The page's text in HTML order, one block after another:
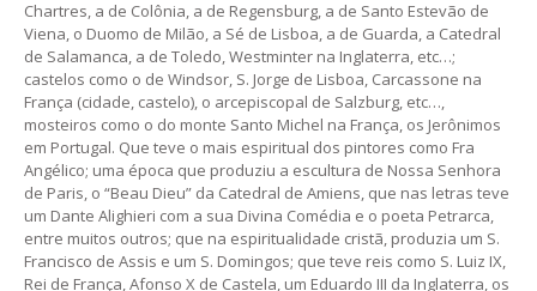
Chartres, a de Colônia, a de Regensburg, a de Santo Estevão de
Viena, o Duomo de Milão, a Sé de Lisboa, a de Guarda, a Catedral
de Salamanca, a de Toledo, Westminter na Inglaterra, etc…;
castelos como o de Windsor, S. Jorge de Lisboa, Carcassone na
França (cidade, castelo), o arcepiscopal de Salzburg, etc…,
mosteiros como o do monte Santo Michel na França, os Jerônimos
em Portugal. Que teve o mais espiritual dos pintores como Fra
Angélico; uma época que produziu a escultura de Nossa Senhora
de Paris, o “Beau Dieu” da Catedral de Amiens, que nas letras teve
um Dante Alighieri com a sua Divina Comédia e o poeta Petrarca,
entre muitos outros; que na espiritualidade cristã, produzia um S.
Francisco de Assis e um S. Domingos; que teve reis como S. Luiz IX,
Rei de França, Afonso X de Castela, um Eduardo III da Inglaterra, os